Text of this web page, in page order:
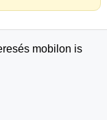
mobilon is